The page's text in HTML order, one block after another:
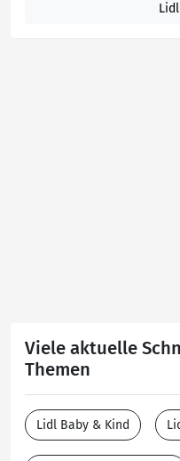
Viele aktuelle
Themen
Lidl Baby & Kind